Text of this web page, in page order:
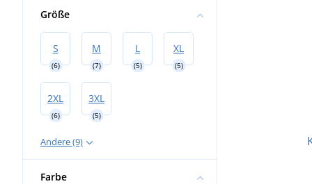
Größe
S
(6)
M
(7)
L
(5)
XL
(5)
2XL
(6)
3XL
(5)
Andere (9)
Farbe